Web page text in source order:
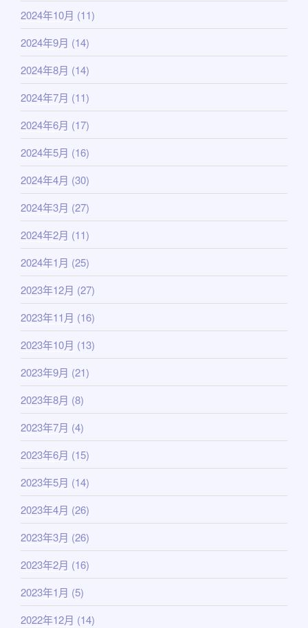
2024年10月 (11)
2024年9月 (14)
2024年8月 (14)
2024年7月 (11)
2024年6月 (17)
2024年5月 (16)
2024年4月 (30)
2024年3月 (27)
2024年2月 (11)
2024年1月 (25)
2023年12月 (27)
2023年11月 (16)
2023年10月 (13)
2023年9月 (21)
2023年8月 (8)
2023年7月 (4)
2023年6月 (15)
2023年5月 (14)
2023年4月 (26)
2023年3月 (26)
2023年2月 (16)
2023年1月 (5)
2022年12月 (14)